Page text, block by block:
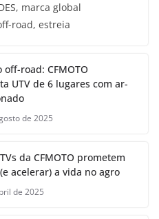
marca global
road, estreia
off-road: CFMOTO
UTV de 6 lugares com ar-
de 2025
da CFMOTO prometem
acelerar) a vida no agro
de 2025